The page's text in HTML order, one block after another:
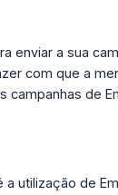
enviar a sua
com que a
de
utilização de